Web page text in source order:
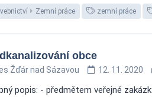
Zemní práce zemní práce
obce
Žďár nad Sázavou 12. 11. 2020
popis: - předmětem veřejné